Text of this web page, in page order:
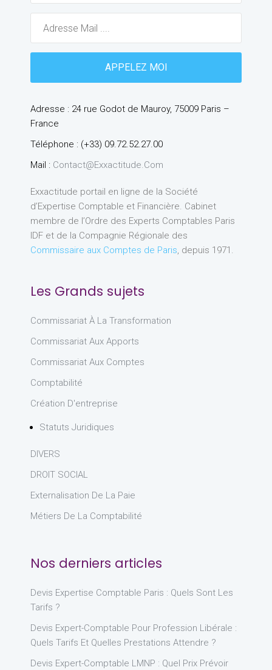
Adresse : 24 rue Godot de Mauroy, 75009 Paris –
France
Téléphone : (+33) 09.72.52.27.00
Mail : Contact@exxactitude.com
Exxactitude portail en ligne de la Société
d’Expertise Comptable et Financière. Cabinet
membre de l’Ordre des Experts Comptables Paris
IDF et de la Compagnie Régionale des
Commissaire aux Comptes de Paris, depuis 1971.
Les Grands sujets
Commissariat À La Transformation
Commissariat Aux Apports
Commissariat Aux Comptes
Comptabilité
Création D'entreprise
Statuts Juridiques
DIVERS
DROIT SOCIAL
Externalisation De La Paie
Métiers De La Comptabilité
Nos derniers articles
Devis Expertise Comptable Paris : Quels Sont Les
Tarifs ?
Devis Expert-Comptable Pour Profession Libérale :
Quels Tarifs Et Quelles Prestations Attendre ?
Devis Expert-Comptable LMNP : Quel Prix Prévoir